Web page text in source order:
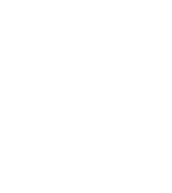
compétitives